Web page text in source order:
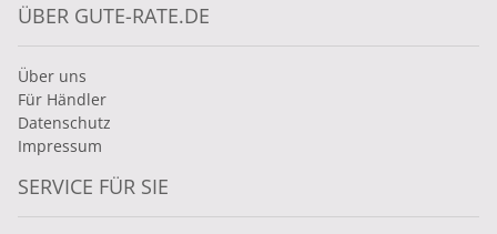
ÜBER GUTE-RATE.DE
Über uns
Für Händler
Datenschutz
Impressum
SERVICE FÜR SIE